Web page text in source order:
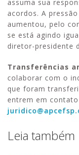
assuma sua
acordos. A
aumentou, pelo
se está agindo
diretor-presidente
Transferências
colaborar com o
que foram
entrem em
Leia também